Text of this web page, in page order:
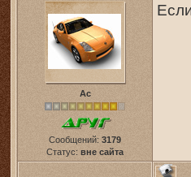
Ас
Сообщений: 3179
Статус: вне сайта